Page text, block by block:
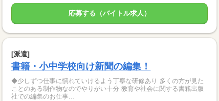
応募する（バイトル求人）
[派遣]
書籍・小中学校向け新聞の編集！
◆少しずつ仕事に慣れていけるよう丁寧な研修あり 多くの方が見た
ことのある制作物なのでやりがい十分 教育や社会に関する書籍出版
社での編集のお仕事...